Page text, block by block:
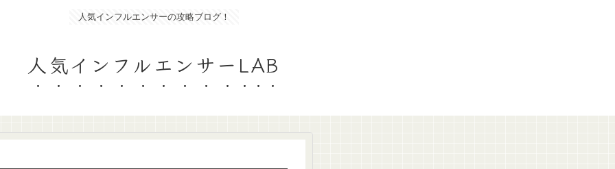
人気インフルエンサーの攻略ブログ！
人気インフルエンサーLAB